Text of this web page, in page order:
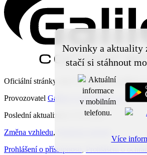
Novinky a aktuality
stačí si stáhnout
Více
Oficiální stránky obce Čechy pod Kosířem
Provozovatel Galileo Corporation s.r.o.
Poslední aktualizace: 5. 8. 2026
Změna vzhledu,
Prohlášení o přístupnosti